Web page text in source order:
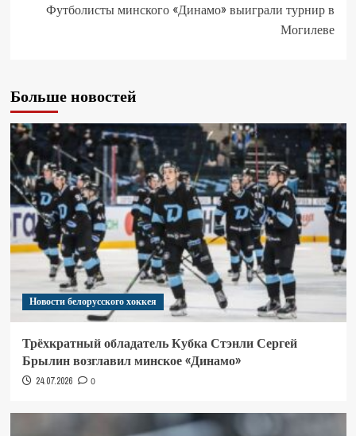
Футболисты минского «Динамо» выиграли турнир в
Могилеве
Больше новостей
Новости белорусского хоккея
Трёхкратный обладатель Кубка Стэнли Сергей
Брылин возглавил минское «Динамо»
24.07.2026 0